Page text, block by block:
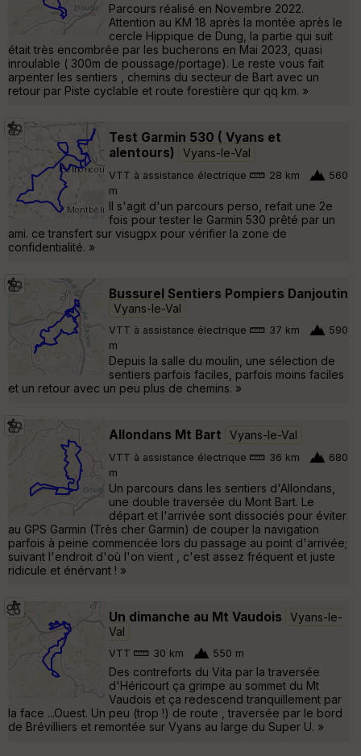
Parcours réalisé en Novembre 2022.
Attention au KM 18 après la montée après le
cercle Hippique de Dung, la partie qui suit
était très encombrée par les bucherons en Mai 2023, quasi
inroulable ( 300m de poussage/portage). Le reste vous fait
arpenter les sentiers , chemins du secteur de Bart avec un
retour par Piste cyclable et route forestière qur qq km. »
Test Garmin 530 ( Vyans et
alentours)
Vyans-le-Val
VTT à assistance électrique 28 km
560
m
Il s'agit d'un parcours perso, refait une 2e
fois pour tester le Garmin 530 prêté par un
ami. ce transfert sur visugpx pour vérifier la zone de
confidentialité. »
Bussurel Sentiers Pompiers Danjoutin
Vyans-le-Val
VTT à assistance électrique 37 km
590
m
Depuis la salle du moulin, une sélection de
sentiers parfois faciles, parfois moins faciles
et un retour avec un peu plus de chemins. »
Allondans Mt Bart Vyans-le-Val
VTT à assistance électrique 36 km
680
m
Un parcours dans les sentiers d'Allondans,
une double traversée du Mont Bart. Le
départ et l'arrivée sont dissociés pour éviter
au GPS Garmin (Très cher Garmin) de couper la navigation
parfois à peine commencée lors du passage au point d'arrivée;
suivant l'endroit d'où l'on vient , c'est assez fréquent et juste
ridicule et énérvant ! »
Un dimanche au Mt Vaudois
Vyans-le-
Val
VTT 30 km 550 m
Des contreforts du Vita par la traversée
d'Héricourt ça grimpe au sommet du Mt
Vaudois et ça redescend tranquillement par
la face ...Ouest. Un peu (trop !) de route , traversée par le bord
de Brévilliers et remontée sur Vyans au large du Super U. »